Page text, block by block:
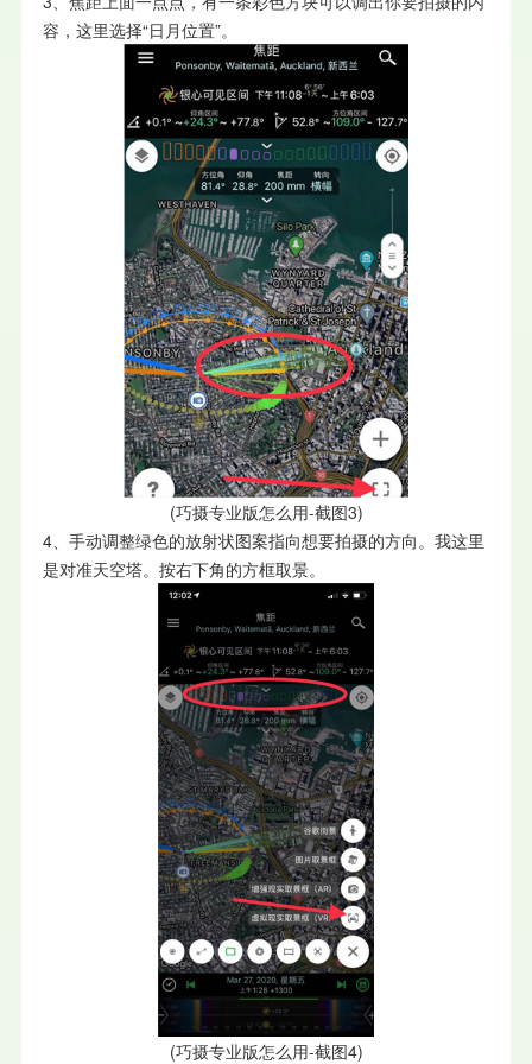
容，这里选择“日月位置”。
(巧摄专业版怎么用-截图3)
4、手动调整绿色的放射状图案指向想要拍摄的方向。我这里
是对准天空塔。按右下角的方框取景。
(巧摄专业版怎么用-截图4)